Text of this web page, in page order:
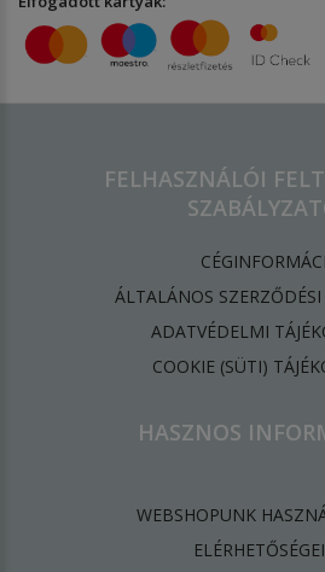
FELHASZNÁLÓI
ÁLTALÁNOS
ADATVÉDELMI
​COOKIE (SÜTI)
HASZNOS
WEBSHOPUNK